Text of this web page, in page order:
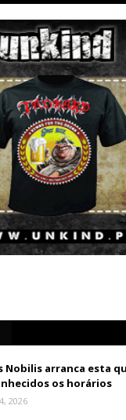
Nobilis arranca esta
os horários
2026